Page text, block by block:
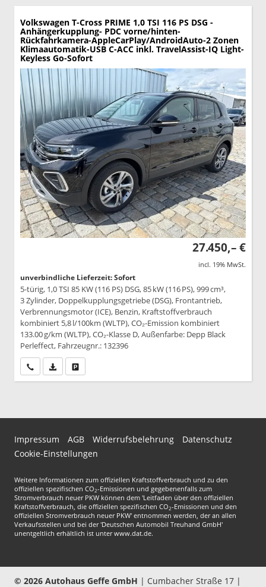
Volkswagen T-Cross PRIME 1,0 TSI 116 PS DSG -
Anhängerkupplung- PDC vorne/hinten-
Rückfahrkamera-AppleCarPlay/AndroidAuto-2 Zonen
Klimaautomatik-USB C-ACC inkl. TravelAssist-IQ Light-
Keyless Go-Sofort
27.450,– €
incl. 19% MwSt.
unverbindliche Lieferzeit: Sofort
5-türig, 1,0 TSI 85 KW (116 PS) DSG, 85 kW (116 PS), 999 cm³,
3 Zylinder, Doppelkupplungsgetriebe (DSG), Frontantrieb,
Verbrennungsmotor (ICE), Benzin, Kraftstoffverbrauch
kombiniert 5,8 l/100km (WLTP), CO₂-Emission kombiniert
133.00 g/km (WLTP), CO₂-Klasse D, Außenfarbe: Depp Black
Perleffect, Fahrzeugnr.: 132396
Wir rufen Sie anPDF-Datei, Fahrzeugexposé drucken
Impressum AGB Widerrufsbelehrung
Datenschutz
Cookie-Einstellungen
Weitere Informationen zum offiziellen Kraftstoffverbrauch und zu den
offiziellen spezifischen CO2-Emissionen und gegebenenfalls zum
Stromverbrauch neuer PKW können dem 'Leitfaden über den offiziellen
Kraftstoffverbrauch, die offiziellen spezifischen CO2-Emissionen und den
offiziellen Stromverbrauch neuer PKW' entnommen werden, der an allen
Verkaufsstellen und bei der 'Deutschen Automobil Treuhand GmbH'
unentgeltlich erhältlich ist unter www.dat.de.
© 2026 Autohaus Geffe GmbH | Cumbacher Straße 17 |